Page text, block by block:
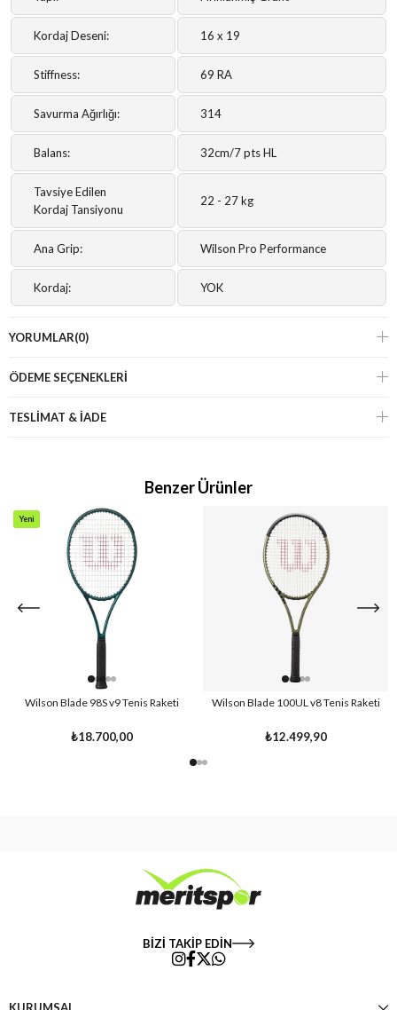
Kordaj Deseni: 16 x 19
Stiffness: 69 RA
Savurma Ağırlığı: 314
Balans: 32cm/7 pts HL
Tavsiye Edilen
Kordaj Tansiyonu
22 - 27 kg
Ana Grip: Wilson Pro Performance
Kordaj: YOK
YORUMLAR(0)
ÖDEME SEÇENEKLERI
TESLİMAT & İADE
Benzer Ürünler
Wilson Blade 98S v9 Tenis Raketi
₺18.700,00
Yeni
Wilson Blade 100UL v8 Tenis Raketi
₺12.499,90
BİZİ TAKİP EDİN